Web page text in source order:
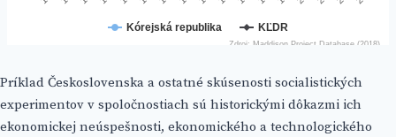
Príklad Československa a ostatné skúsenosti socialistických
experimentov v spoločnostiach sú historickými dôkazmi ich
ekonomickej neúspešnosti, ekonomického a technologického